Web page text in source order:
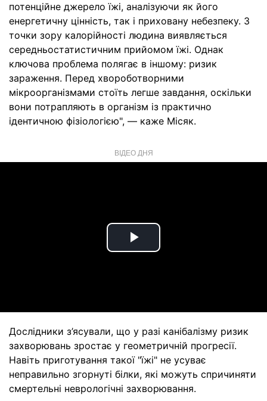
потенційне джерело їжі, аналізуючи як його
енергетичну цінність, так і приховану небезпеку. З
точки зору калорійності людина виявляється
середньостатистичним прийомом їжі. Однак
ключова проблема полягає в іншому: ризик
зараження. Перед хвороботворними
мікроорганізмами стоїть легше завдання, оскільки
вони потрапляють в організм із практично
ідентичною фізіологією", — каже Місяк.
ВІДЕО ДНЯ
Play
Дослідники з’ясували, що у разі канібалізму ризик
захворювань зростає у геометричній прогресії.
Навіть приготування такої "їжі" не усуває
неправильно згорнуті білки, які можуть спричиняти
смертельні неврологічні захворювання.